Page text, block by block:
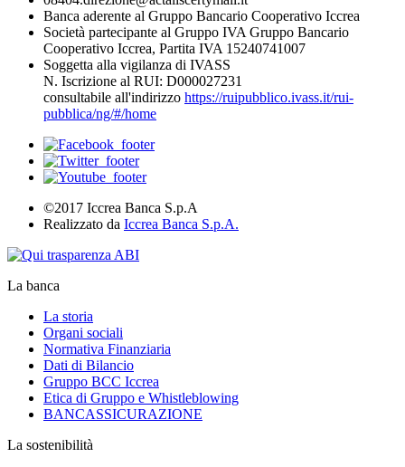
Banca aderente al Gruppo Bancario Cooperativo Iccrea
Società partecipante al Gruppo IVA Gruppo Bancario
Cooperativo Iccrea, Partita IVA 15240741007
Soggetta alla vigilanza di IVASS
N. Iscrizione al RUI: D000027231
consultabile all'indirizzo https://ruipubblico.ivass.it/rui-
pubblica/ng/#/home
©2017 Iccrea Banca S.p.A
Realizzato da Iccrea Banca S.p.A.
La banca
La storia
Organi sociali
Normativa Finanziaria
Dati di Bilancio
Gruppo BCC Iccrea
Etica di Gruppo e Whistleblowing
BANCASSICURAZIONE
La sostenibilità